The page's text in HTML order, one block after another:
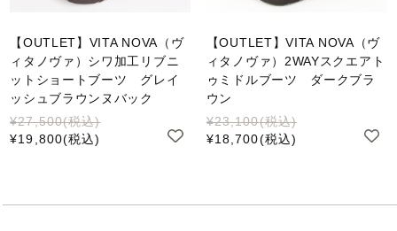
【OUTLET】VITA NOVA（ヴ
ィタノヴァ）シワ加工リブニ
ットショートブーツ グレイ
ッシュブラウンヌバック
¥27,500(税込)
¥19,800(税込)
【OUTLET】VITA NOVA（ヴ
ィタノヴァ）2WAYスクエアト
ゥミドルブーツ ダークブラ
ウン
¥23,100(税込)
¥18,700(税込)